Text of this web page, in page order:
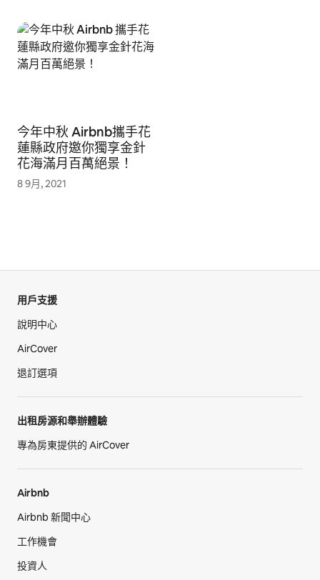
今年中秋 Airbnb攜手花
蓮縣政府邀你獨享金針
花海滿月百萬絕景！
8 9月, 2021
用戶支援
說明中心
AirCover
退訂選項
出租房源和舉辦體驗
專為房東提供的 AirCover
Airbnb
Airbnb 新聞中心
工作機會
投資人